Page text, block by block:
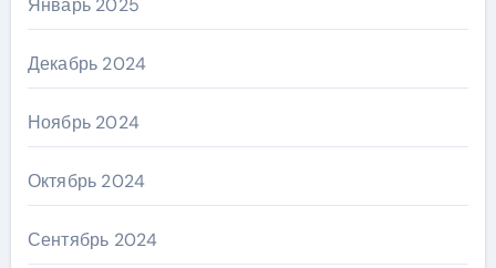
Декабрь 2024
Ноябрь 2024
Октябрь 2024
Сентябрь 2024